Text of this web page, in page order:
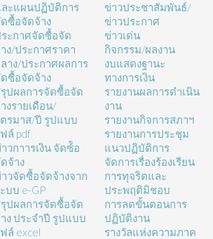
ะแผนปฏิบัติการ
ซื้อจัดจ้าง
ะกาศจัดซื้อจัด
ง/ประกาศราคา
าง/ประกาศผลการ
ซื้อจัดจ้าง
ปผลการจัดซื้อจัด
งรายเดือน/
รมาส/ปี รูปแบบ
ล์ pdf
วกาารเงิน จัดซ์้อ
จ้าง
วจัดซื้อจัดจ้างจาก
บบ e-GP
ปผลการจัดซื้อจัด
ง ประจำปี รูปแบบ
ล์ excel
ข่าวประชาสัมพันธ์/
ข่าวประกาศ
ข่าวเด่น
กิจกรรม/ผลงาน
งบแสดงฐานะ
ทางการเงิน
รายงานผลการดำเนิน
งาน
รายงานกิจการสภาฯ
รายงานการประชุม
แนวปฏิบัติการ
จัดการเรื่องร้องเรียน
การทุจริตและ
ประพฤติมิชอบ
การลดขั้นตอนการ
ปฏิบัติงาน
รางวัลแห่งความภาค